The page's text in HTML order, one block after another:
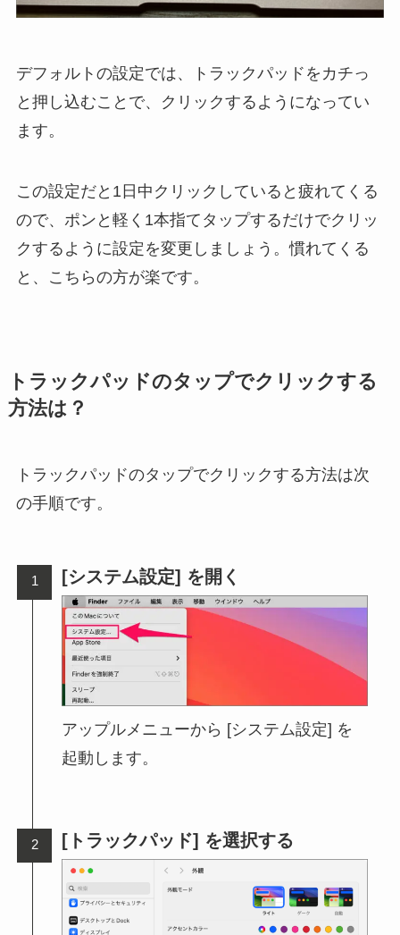
デフォルトの設定では、トラックパッドをカチっ
と押し込むことで、クリックするようになってい
ます。
この設定だと1日中クリックしていると疲れてくる
ので、ポンと軽く1本指てタップするだけでクリッ
クするように設定を変更しましょう。慣れてくる
と、こちらの方が楽です。
トラックパッドのタップでクリックする
方法は？
トラックパッドのタップでクリックする方法は次
の手順です。
[システム設定] を開く
アップルメニューから [システム設定] を
起動します。
[トラックパッド] を選択する